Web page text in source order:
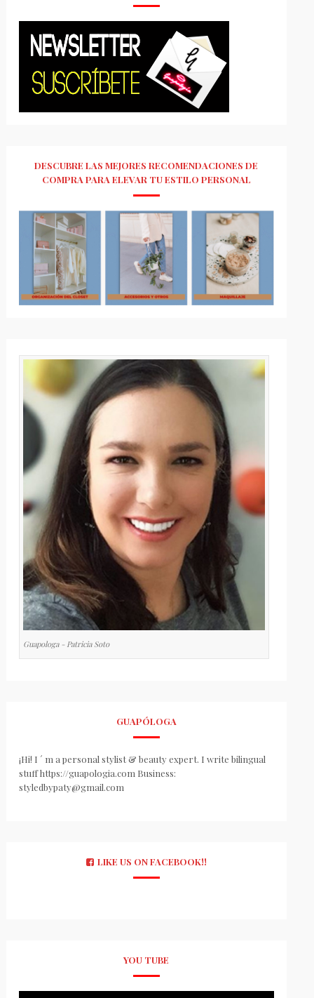
DESCUBRE LAS MEJORES RECOMENDACIONES DE
COMPRA PARA ELEVAR TU ESTILO PERSONAL
Guapologa - Patricia Soto
GUAPÓLOGA
¡Hi! I ´ m a personal stylist & beauty expert. I write bilingual
stuff https://guapologia.com Business:
styledbypaty@gmail.com
LIKE US ON FACEBOOK!!
YOU TUBE